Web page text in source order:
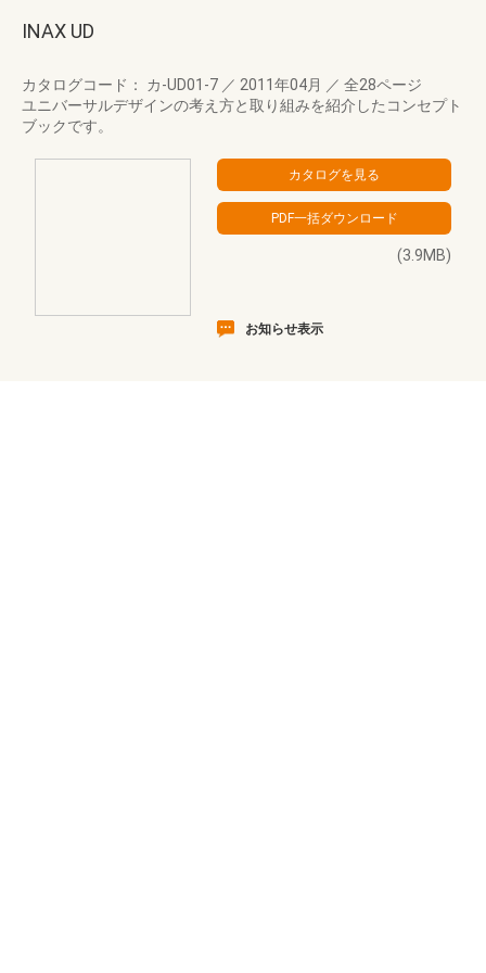
INAX UD
カタログコード： カ-UD01-7 ／ 2011年04月 ／ 全28ページ
ユニバーサルデザインの考え方と取り組みを紹介したコンセプト
ブックです。
(3.9MB)
お知らせ表示